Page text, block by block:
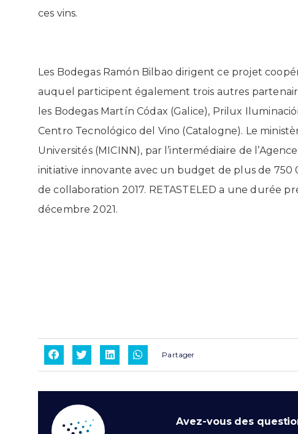
ces vins.
Les Bodegas Ramón Bilbao dirigent ce projet
auquel participent également trois autres
les Bodegas Martín Códax (Galice), Prilux
Centro Tecnológico del Vino (Catalogne). Le
Universités (MICINN), par l’intermédiaire de
initiative innovante avec un budget de plus de 750
de collaboration 2017. RETASTELED a une durée
décembre 2021.
Partager
Avez-vous des